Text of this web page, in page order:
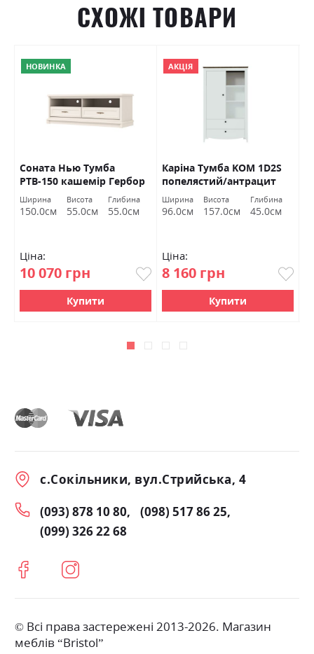
СХОЖІ ТОВАРИ
НОВИНКА
Соната Нью Тумба
РТВ-150 кашемір Гербор
Ширина
150.0см
Висота
55.0см
Глибина
55.0см
Ціна:
10 070 грн
Купити
АКЦІЯ
Каріна Тумба KOM 1D2S
попелястий/антрацит
Гербор
Ширина
96.0см
Висота
157.0см
Глибина
45.0см
Ціна:
8 160 грн
Купити
с.Сокільники, вул.Стрийська, 4
(093) 878 10 80
(098) 517 86 25
(099) 326 22 68
© Всі права застережені 2013-2026. Магазин
меблів “Bristol”